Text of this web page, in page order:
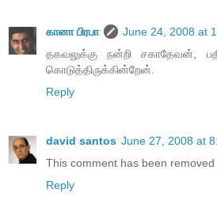
கானா பிரபா
June 24, 2008 at
தகவலுக்கு நன்றி சகாதேவன்,
கொடுத்திருக்கின்றேன்.
Reply
david santos June 27, 2008 at
This comment has been
Reply